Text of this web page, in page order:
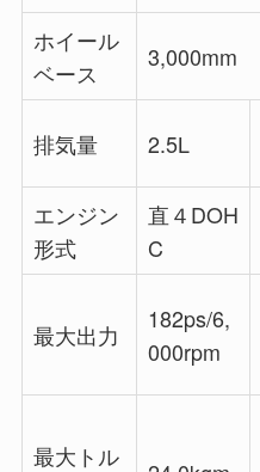
ホイール
ベース
3,000mm
排気量 2.5L
エンジン
形式
直４DOH
C
最大出力
182ps/6,
000rpm
最大トル